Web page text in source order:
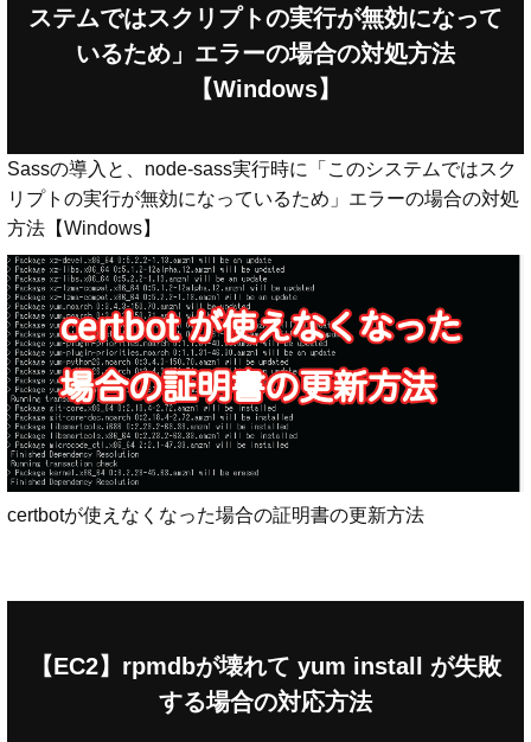
ステムではスクリプトの実行が無効になって
いるため」エラーの場合の対処方法
【Windows】
Sassの導入と、node-sass実行時に「このシステムではスク
リプトの実行が無効になっているため」エラーの場合の対処
方法【Windows】
certbotが使えなくなった場合の証明書の更新方法
【EC2】rpmdbが壊れて yum install が失敗
する場合の対応方法